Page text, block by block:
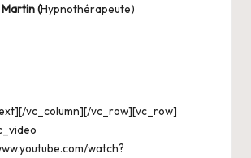
(Hypnothérapeute)
vc_column][/vc_row][vc_row]
watch?